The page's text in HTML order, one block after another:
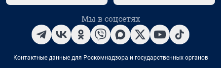
Мы в соцсетях
Контактные данные для Роскомнадзора и государственных органов